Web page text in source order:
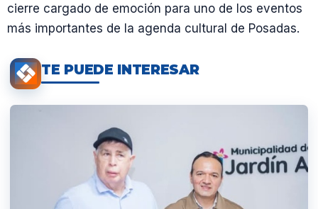
cierre cargado de emoción para uno de los eventos
más importantes de la agenda cultural de Posadas.
TE PUEDE INTERESAR